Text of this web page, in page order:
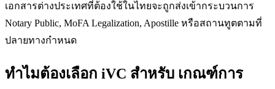
เอกสารต่างประเทศที่ต้องใช้ในไทยจะถูกส่งเข้ากระบวนการ
Notary Public, MoFA Legalization, Apostille หรือสถานทูตตามที่
ปลายทางกำหนด
ทำไมต้องเลือก iVC สำหรับ เกณฑ์การ